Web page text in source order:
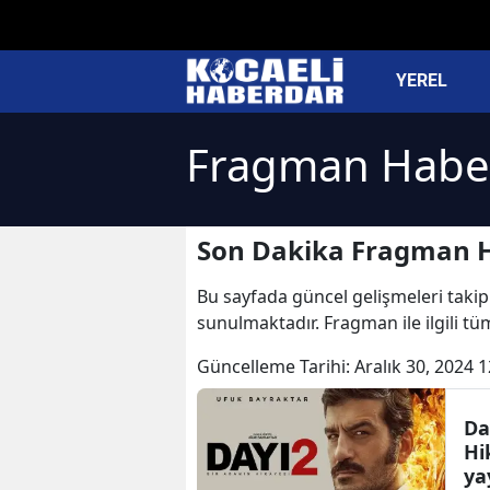
YEREL
Fragman
Son Dakika Fragman
Bu sayfada güncel gelişmeleri
sunulmaktadır. Fragman ile ilgili
Güncelleme Tarihi: Aralık 30, 2024